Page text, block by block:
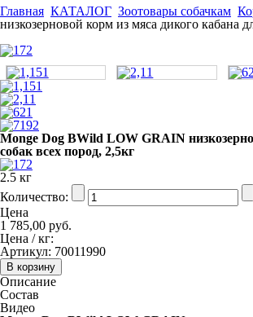
Главная КАТАЛОГ Зоотовары собачкам
низкозерновой корм из мяса дикого кабана
Monge Dog BWild LOW GRAIN
собак всех пород, 2,5кг
2.5 кг
Количество:
Цена
1 785,00 руб.
Цена / кг:
Артикул: 70011990
Описание
Состав
Видео